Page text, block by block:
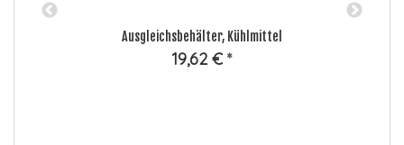
Ausgleichsbehälter, Kühlmittel
19,62 € *